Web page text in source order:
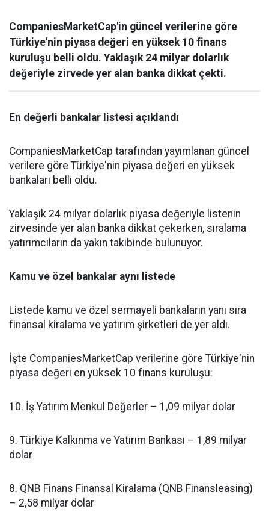
CompaniesMarketCap'in güncel verilerine göre
Türkiye'nin piyasa değeri en yüksek 10 finans
kuruluşu belli oldu. Yaklaşık 24 milyar dolarlık
değeriyle zirvede yer alan banka dikkat çekti.
En değerli bankalar listesi açıklandı
CompaniesMarketCap tarafından yayımlanan güncel
verilere göre Türkiye'nin piyasa değeri en yüksek
bankaları belli oldu.
Yaklaşık 24 milyar dolarlık piyasa değeriyle listenin
zirvesinde yer alan banka dikkat çekerken, sıralama
yatırımcıların da yakın takibinde bulunuyor.
Kamu ve özel bankalar aynı listede
Listede kamu ve özel sermayeli bankaların yanı sıra
finansal kiralama ve yatırım şirketleri de yer aldı.
İşte CompaniesMarketCap verilerine göre Türkiye'nin
piyasa değeri en yüksek 10 finans kuruluşu:
10. İş Yatırım Menkul Değerler – 1,09 milyar dolar
9. Türkiye Kalkınma ve Yatırım Bankası – 1,89 milyar
dolar
8. QNB Finans Finansal Kiralama (QNB Finansleasing)
– 2,58 milyar dolar